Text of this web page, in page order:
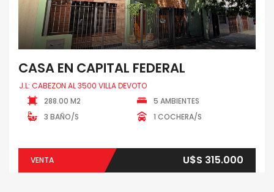
CASA EN CAPITAL FEDERAL
J.L: CABEZON AL 3500 VILLA DEVOTO
288.00 M2
5 AMBIENTES
3 BAÑO/S
1 COCHERA/S
VENTA U$S 315.000